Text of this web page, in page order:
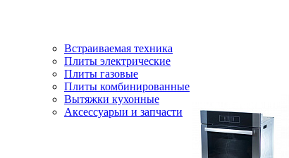
Встраиваемая техника
Плиты электрические
Плиты газовые
Плиты комбинированные
Вытяжки кухонные
Аксессуарыи и запчасти